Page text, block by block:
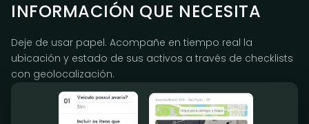
INFORMACIÓN QUE NECESITA
Deje de usar papel. Acompañe en tiempo real la
ubicación y estado de sus activos a través de checklists
con geolocalización.